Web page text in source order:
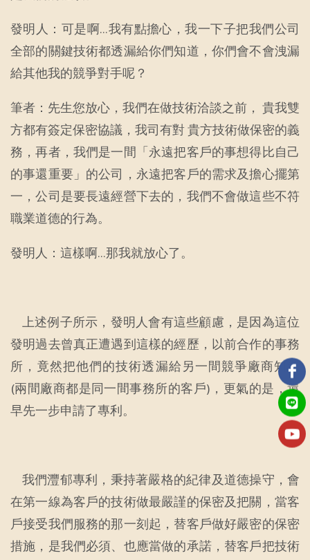
發明人：可是啊…我有點擔心，我一下子把我們公司
全部的關鍵技術都透漏給你們知道，你們會不會洩漏
給其他我的競爭對手呢？
筆者：先生您放心，我們在做技術洽談之前， 貴我雙
方都有簽定保密協議，我司有對 貴方技術做保密的義
務，再者，我們是一間「永遠把客戶的事想得比自己
的事還重要」的公司，永遠把客戶的需求及擔心擺第
一，公司是要長遠經營下去的，我們不會做這些不符
職業道德的行為。
發明人：這樣啊…那我就放心了。
上述例子所示，發明人會有這些顧慮，是因為這位
發明過去曾真正遭遇到這樣的經歷，以前合作的事務
所，竟然把他們的技術透漏給另一間競爭廠商知道
(兩間廠商都是同一間事務所的客戶)，更氣的是，還
早先一步申請了專利。
我們灃郁專利，秉持著嚴格的紀律及道德操守，會
在第一線為客戶的技術做最嚴謹的保密及把關，當客
戶接受我們服務的那一刻起，替客戶做好嚴密的保密
措施，是我們必須、也應當做的承諾，替客戶把技術